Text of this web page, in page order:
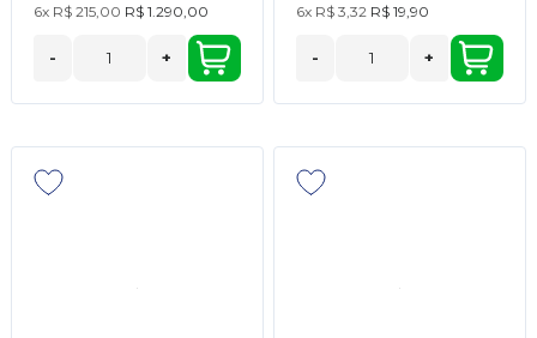
6x R$ 215,00 R$ 1.290,00
- +
6x R$ 3,32 R$ 19,90
- +